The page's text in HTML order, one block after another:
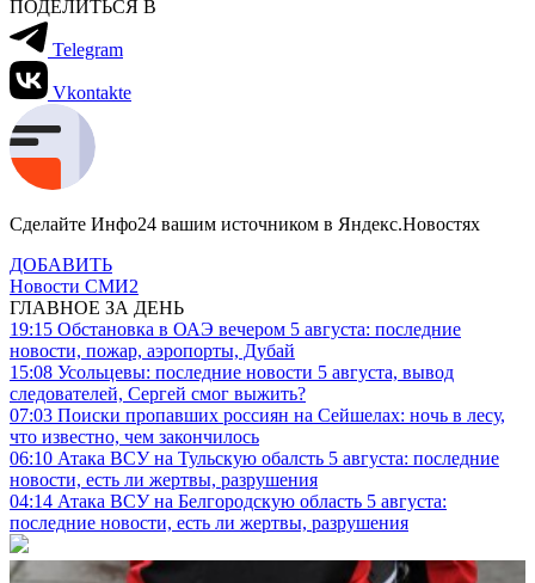
ПОДЕЛИТЬСЯ В
Telegram
Vkontakte
Сделайте Инфо24 вашим источником в Яндекс.Новостях
ДОБАВИТЬ
Новости СМИ2
ГЛАВНОЕ ЗА ДЕНЬ
19:15 Обстановка в ОАЭ вечером 5 августа: последние
новости, пожар, аэропорты, Дубай
15:08 Усольцевы: последние новости 5 августа, вывод
следователей, Сергей смог выжить?
07:03 Поиски пропавших россиян на Сейшелах: ночь в лесу,
что известно, чем закончилось
06:10 Атака ВСУ на Тульскую обалсть 5 августа: последние
новости, есть ли жертвы, разрушения
04:14 Атака ВСУ на Белгородскую область 5 августа:
последние новости, есть ли жертвы, разрушения